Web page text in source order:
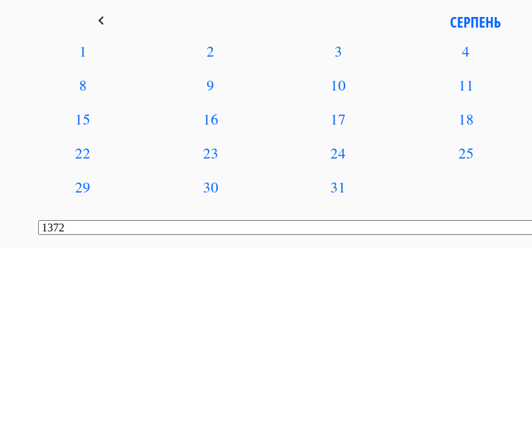
keyboard_arrow_left СЕРПЕНЬ
1 2 3 4
8
9 10 11
15
16 17 18
22
23 24 25
29
30 31